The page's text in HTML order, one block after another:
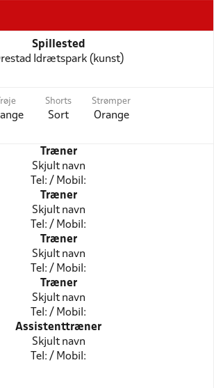
Spillested
Idrætspark (kunst)
Trøje Shorts
Sort
Strømper
Orange
Træner
Skjult navn
Tel: / Mobil:
Træner
Skjult navn
Tel: / Mobil:
Træner
Skjult navn
Tel: / Mobil:
Træner
Skjult navn
Tel: / Mobil:
Assistenttræner
Skjult navn
Tel: / Mobil: